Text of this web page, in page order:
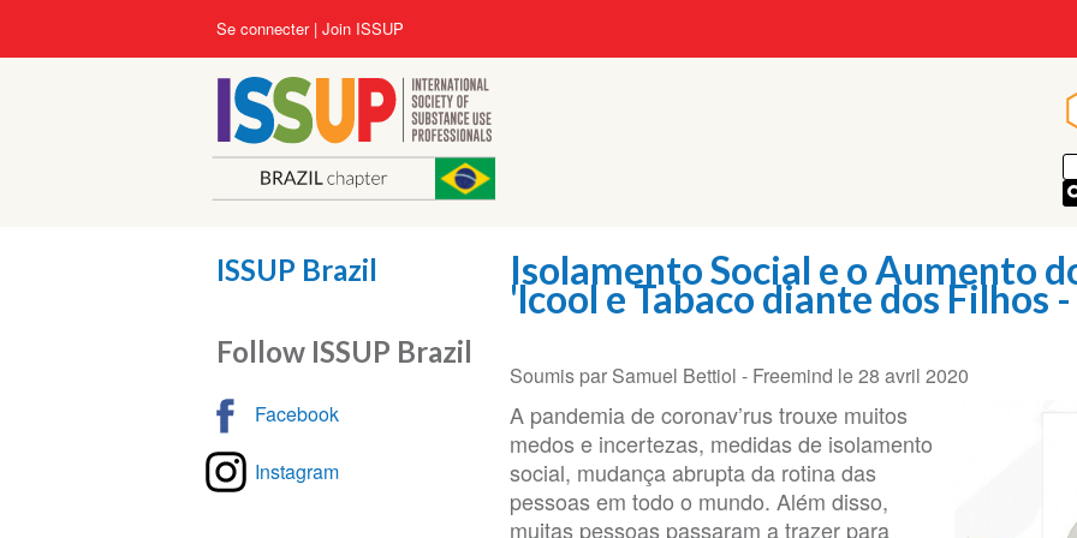
User
account
menu
Se connecter Join ISSUP
Isolamento Social e o Aumento
'lcool e Tabaco diante dos Filhos
Soumis par Samuel Bettiol - Freemind le28 avril 2020
A pandemia de coronav’rus trouxe muitos
medos e incertezas, medidas de isolamento
social, mudança abrupta da rotina das
pessoas em todo o mundo. Além disso,
muitas pessoas passaram a trazer para
ISSUP Brazil
Follow ISSUP Brazil
Facebook
Instagram